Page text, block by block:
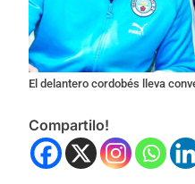
El delantero cordobés lleva
Compartilo!